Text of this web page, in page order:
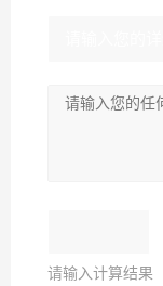
请输入计算结果